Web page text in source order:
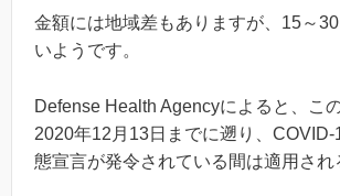
金額には地域差もありますが、15～
いようです。
Defense Health Agencyによると、こ
2020年12月13日までに遡り、
態宣言が発令されている間は適用され